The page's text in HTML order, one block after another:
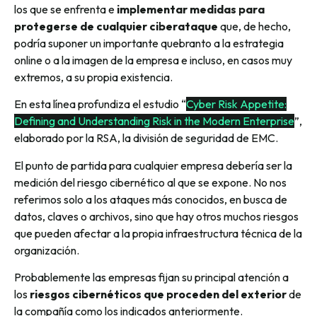
los que se enfrenta e implementar medidas para
protegerse de cualquier ciberataque que, de hecho,
podría suponer un importante quebranto a la estrategia
online o a la imagen de la empresa e incluso, en casos muy
extremos, a su propia existencia.
En esta línea profundiza el estudio “Cyber Risk Appetite:
Defining and Understanding Risk in the Modern Enterprise”,
elaborado por la RSA, la división de seguridad de EMC.
El punto de partida para cualquier empresa debería ser la
medición del riesgo cibernético al que se expone. No nos
referimos solo a los ataques más conocidos, en busca de
datos, claves o archivos, sino que hay otros muchos riesgos
que pueden afectar a la propia infraestructura técnica de la
organización.
Probablemente las empresas fijan su principal atención a
los riesgos cibernéticos que proceden del exteriorde
la compañía como los indicados anteriormente.